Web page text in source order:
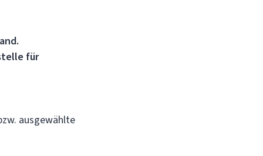
für
ausgewählte